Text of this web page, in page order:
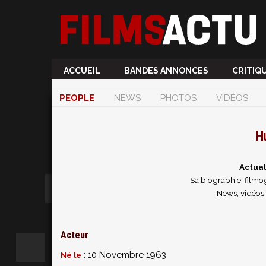
ACCUEIL BANDES ANNONCES
PEOPLE NEWS PHOTOS VIDÉOS
Sa biographie,
News,
Acteur
Né le : 10 Novembre 1963